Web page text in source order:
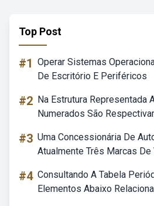
Top Post
#1 Operar Sistemas
De Escritório E Periféricos
#2 Na Estrutura Representada
Numerados São
#3 Uma Concessionária De
Atualmente Três Marcas De
#4 Consultando A Tabela
Elementos Abaixo